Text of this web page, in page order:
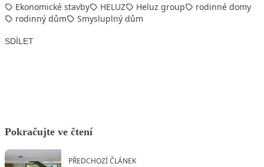
Ekonomické stavby HELUZ Heluz group
rodinné domy
rodinný dům
Smysluplný dům
SDÍLET
Pokračujte ve čtení
PŘEDCHOZÍ ČLÁNEK